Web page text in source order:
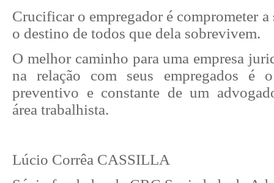
Crucificar o empregador é comprometer a
o destino de todos que dela sobrevivem.
O melhor caminho para uma empresa
na relação com seus empregados é o
preventivo e constante de um
área trabalhista.
Lúcio Corrêa CASSILLA